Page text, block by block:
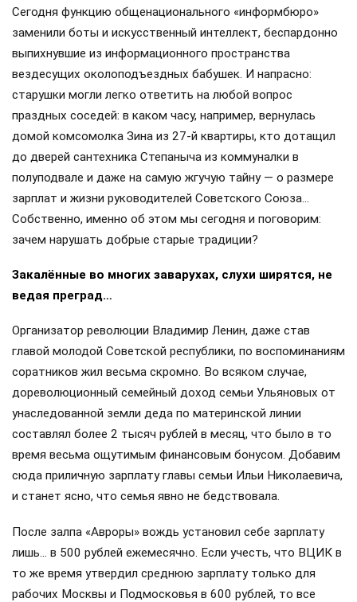
Сегодня функцию общенационального «информбюро»
заменили боты и искусственный интеллект, беспардонно
выпихнувшие из информационного пространства
вездесущих околоподъездных бабушек. И напрасно:
старушки могли легко ответить на любой вопрос
праздных соседей: в каком часу, например, вернулась
домой комсомолка Зина из 27-й квартиры, кто дотащил
до дверей сантехника Степаныча из коммуналки в
полуподвале и даже на самую жгучую тайну — о размере
зарплат и жизни руководителей Советского Союза…
Собственно, именно об этом мы сегодня и поговорим:
зачем нарушать добрые старые традиции?
Закалённые во многих заварухах, слухи ширятся, не
ведая преград…
Организатор революции Владимир Ленин, даже став
главой молодой Советской республики, по воспоминаниям
соратников жил весьма скромно. Во всяком случае,
дореволюционный семейный доход семьи Ульяновых от
унаследованной земли деда по материнской линии
составлял более 2 тысяч рублей в месяц, что было в то
время весьма ощутимым финансовым бонусом. Добавим
сюда приличную зарплату главы семьи Ильи Николаевича,
и станет ясно, что семья явно не бедствовала.
После залпа «Авроры» вождь установил себе зарплату
лишь… в 500 рублей ежемесячно. Если учесть, что ВЦИК в
то же время утвердил среднюю зарплату только для
рабочих Москвы и Подмосковья в 600 рублей, то все